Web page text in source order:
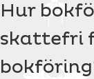
Hur
skattefri